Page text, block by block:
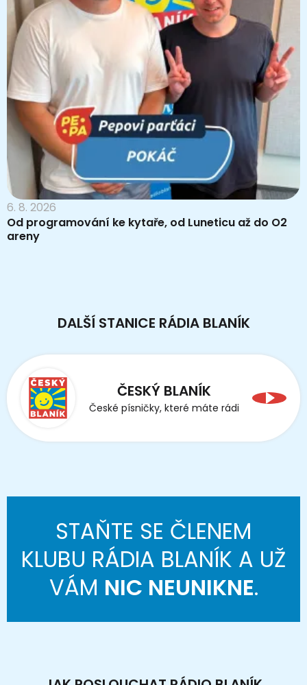
6. 8. 2026
Od programování ke kytaře, od Luneticu až do O2
areny
DALŠÍ STANICE RÁDIA BLANÍK
ČESKÝ BLANÍK
České písničky, které máte rádi
STAŇTE SE ČLENEM
KLUBU RÁDIA BLANÍK A UŽ
VÁM NIC NEUNIKNE.